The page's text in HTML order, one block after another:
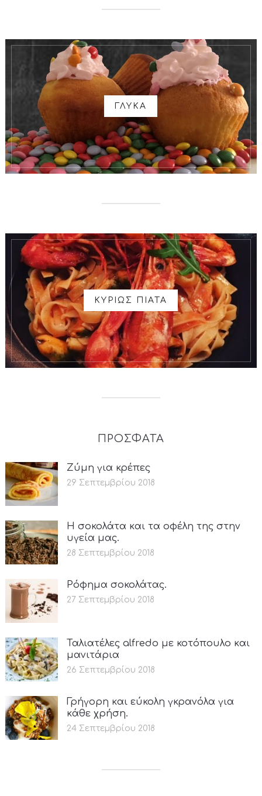
ΓΛΥΚΑ
ΚΥΡΙΩΣ ΠΙΑΤΑ
ΠΡΟΣΦΑΤΑ
Ζύμη για κρέπες
29 Σεπτεμβρίου 2018
Η σοκολάτα και τα οφέλη της στην
υγεία μας.
28 Σεπτεμβρίου 2018
Ρόφημα σοκολάτας.
27 Σεπτεμβρίου 2018
Ταλιατέλες alfredo με κοτόπουλο και
μανιτάρια
26 Σεπτεμβρίου 2018
Γρήγορη και εύκολη γκρανόλα για
κάθε χρήση.
24 Σεπτεμβρίου 2018